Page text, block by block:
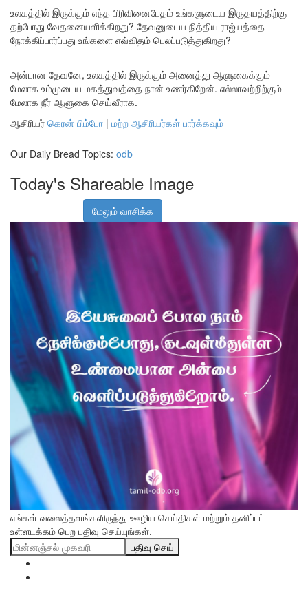
உலகத்தில் இருக்கும் எந்த பிரிவினைபேதம் உங்களுடைய இருதயத்திற்கு
தற்போது வேதனையளிக்கிறது? தேவனுடைய நித்திய ராஜ்யத்தை
நோக்கிப்பார்ப்பது உங்களை எவ்விதம் பெலப்படுத்துகிறது?
அன்பான தேவனே, உலகத்தில் இருக்கும் அனைத்து ஆளுகைக்கும்
மேலாக உம்முடைய மகத்துவத்தை நான் உணர்கிறேன். எல்லாவற்றிற்கும்
மேலாக நீர் ஆளுகை செய்வீராக.
ஆசிரியர் கெரன் பிம்போ | மற்ற ஆசிரியர்கள் பார்க்கவும்
Our Daily Bread Topics: odb
Today's Shareable Image
மேலும் வாசிக்க
எங்கள் வலைத்தளங்களிருந்து ஊழிய செய்திகள் மற்றும் தனிப்பட்ட
உள்ளடக்கம் பெற பதிவு செய்யுங்கள்.
பதிவு செய்